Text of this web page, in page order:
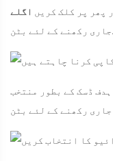
پھر پر کلک کریں اگلے
جاری رکھنے کے لئے بٹن.
ڈسک کے بطور منتخب